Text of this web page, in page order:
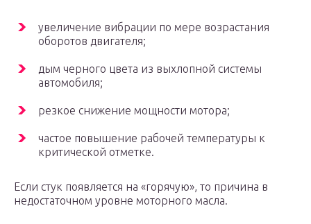
увеличение вибрации по мере возрастания
оборотов двигателя;
дым черного цвета из выхлопной системы
автомобиля;
резкое снижение мощности мотора;
частое повышение рабочей температуры к
критической отметке.
Если стук появляется на «горячую», то причина в
недостаточном уровне моторного масла.